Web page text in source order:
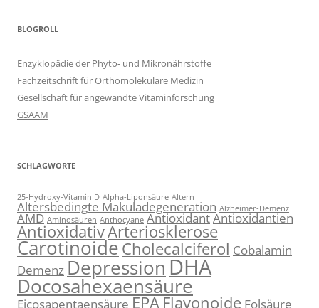
BLOGROLL
Enzyklopädie der Phyto- und Mikronährstoffe
Fachzeitschrift für Orthomolekulare Medizin
Gesellschaft für angewandte Vitaminforschung
GSAAM
SCHLAGWORTE
25-Hydroxy-Vitamin D Alpha-Liponsäure Altern
Altersbedingte Makuladegeneration Alzheimer-Demenz
AMD Aminosäuren Anthocyane AntioxidantAntioxidantien
AntioxidativArteriosklerose
CarotinoideCholecalciferol Cobalamin
Demenz DepressionDHA
Docosahexaensäure
Eicosapentaensäure EPAFlavonoide Folsäure